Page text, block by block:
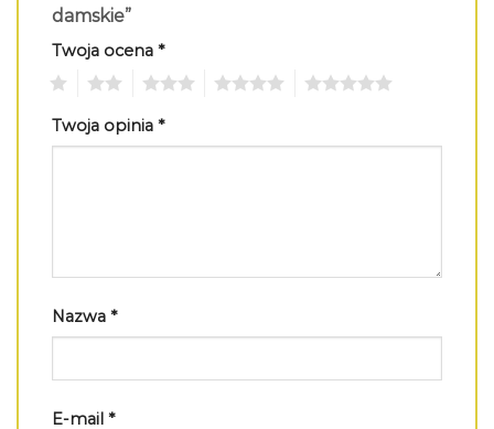
damskie”
Twoja ocena *
Twoja opinia *
Nazwa *
E-mail *